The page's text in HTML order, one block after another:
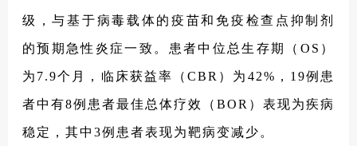
级，与基于病毒载体的疫苗和免疫检查点抑制剂
的预期急性炎症一致。患者中位总生存期（OS）
为7.9个月，临床获益率（CBR）为42%，19例患
者中有8例患者最佳总体疗效（BOR）表现为疾病
稳定，其中3例患者表现为靶病变减少。